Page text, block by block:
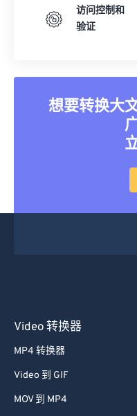
访问控制和
验证
想要转换大
Video 转换器
MP4 转换器
Video 到 GIF
MOV 到 MP4